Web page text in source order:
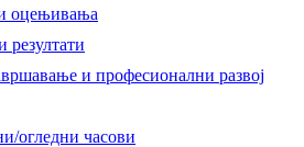
оцењивања
и професионални развој
огледни часови